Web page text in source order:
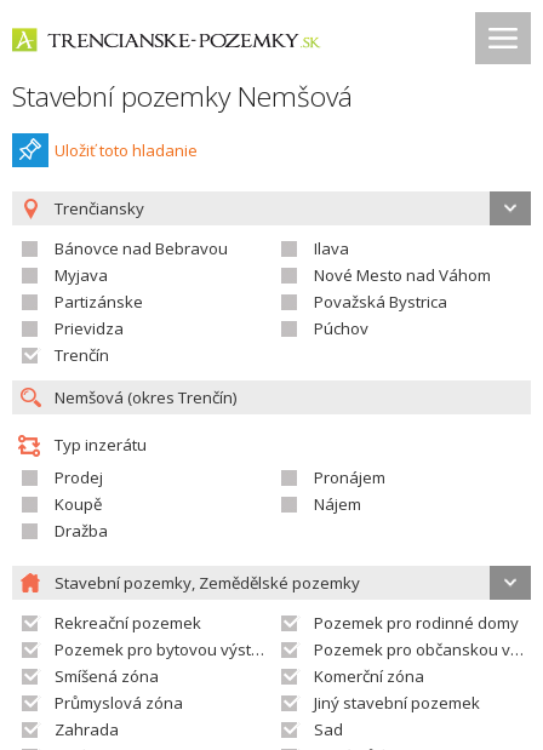
Stavební pozemky Nemšová
Uložiť toto hladanie
Trenčiansky
Bánovce nad Bebravou
Ilava
Myjava
Nové Mesto nad Váhom
Partizánske
Považská Bystrica
Prievidza
Púchov
Trenčín
Typ inzerátu
Prodej
Pronájem
Koupě
Nájem
Dražba
Stavební pozemky, Zemědělské pozemky
Rekreační pozemek
Pozemek pro rodinné domy
Pozemek pro bytovou výstavbu
Pozemek pro občanskou vybavenost
Smíšená zóna
Komerční zóna
Průmyslová zóna
Jiný stavební pozemek
Zahrada
Sad